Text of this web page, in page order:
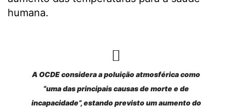
humana.
A OCDE considera a poluição atmosférica como
“uma das principais causas de morte e de
incapacidade”, estando previsto um aumento do